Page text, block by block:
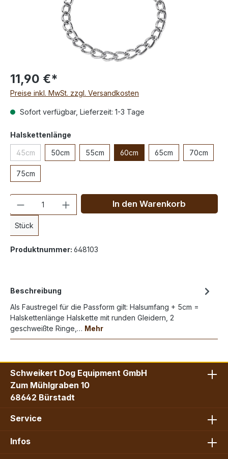
11,90 €*
Preise inkl. MwSt. zzgl. Versandkosten
Sofort verfügbar, Lieferzeit: 1-3 Tage
Halskettenlänge
45cm 50cm 55cm 60cm 65cm 70cm
75cm
Anzahl
Stück
In den Warenkorb
Produktnummer: 648103
Beschreibung
Als Faustregel für die Passform gilt: Halsumfang + 5cm =
Halskettenlänge Halskette mit runden Gleidern, 2
geschweißte Ringe,… Mehr
Schweikert Dog Equipment GmbH
Zum Mühlgraben 10
68642 Bürstadt
Service
Infos